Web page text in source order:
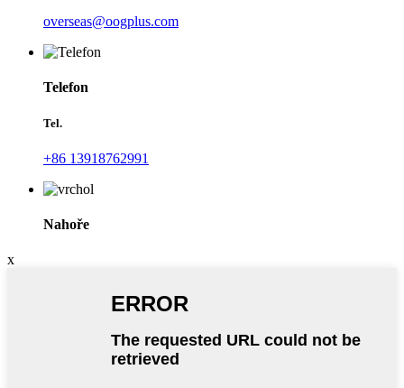
overseas@oogplus.com
Telefon
Tel.
+86 13918762991
Nahoře
x